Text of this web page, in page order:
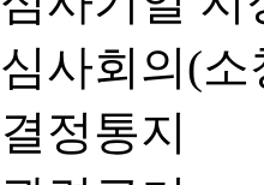
심사회의(
결정통지